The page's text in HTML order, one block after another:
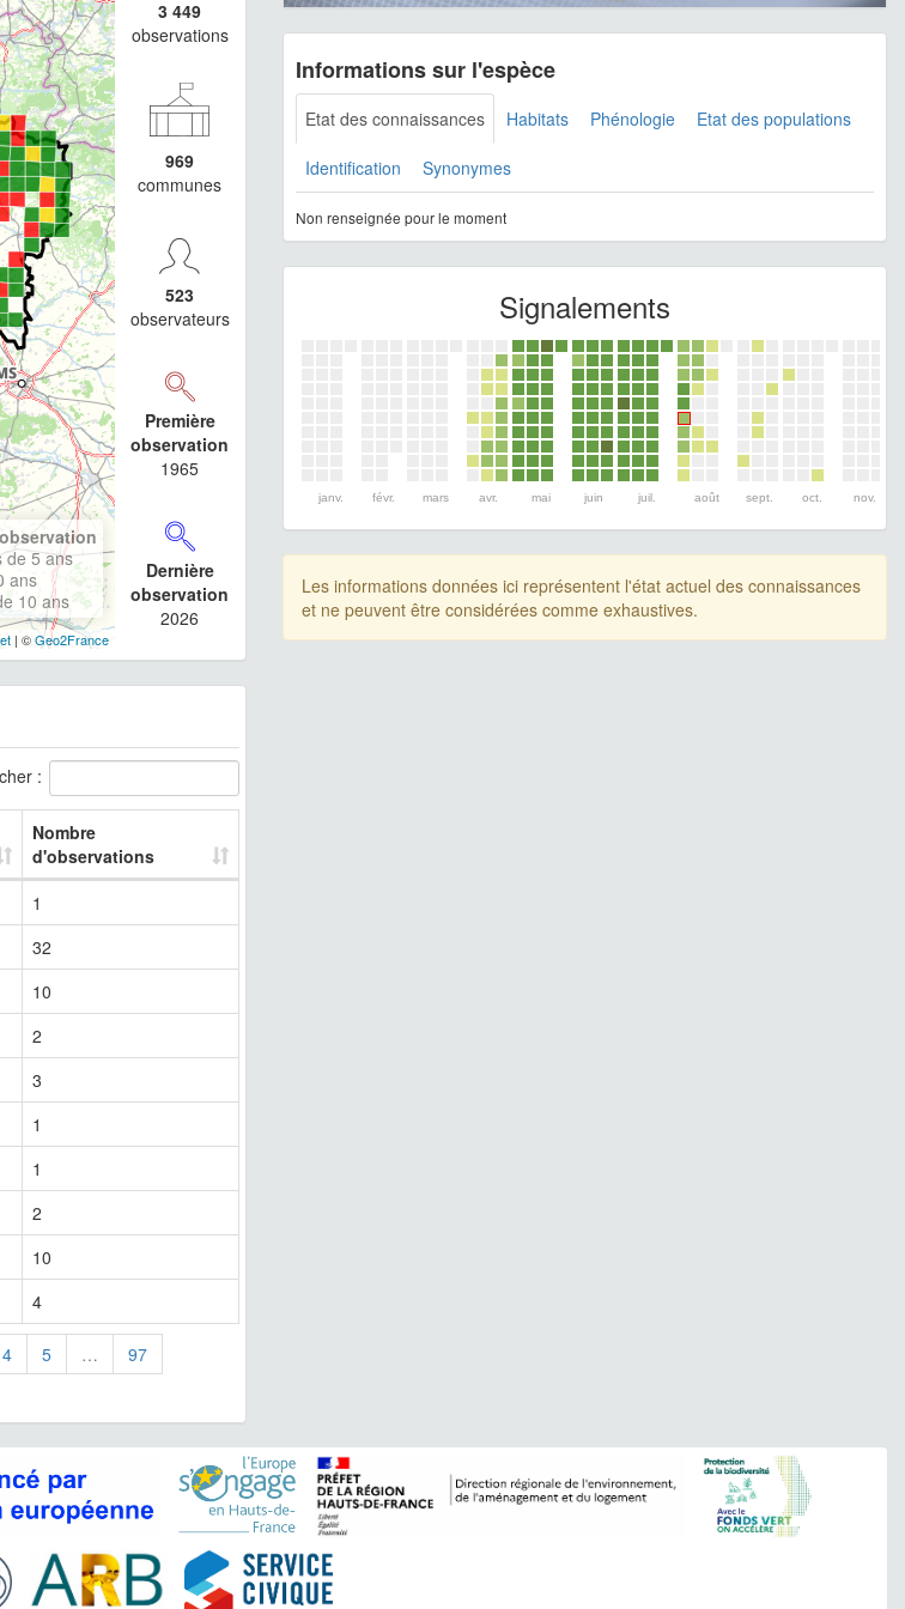
de 5 ans
ans
10 ans
| ©Geo2France
3 449
observations
969
communes
523
observateurs
Première
observation
1965
Dernière
observation
2026
:
Nombre
d'observations
1
32
10
2
3
1
1
2
10
4
4 5 …
97
Informations sur l'espèce
Etat des connaissances Habitats Phénologie Etat des populations
Identification Synonymes
Non renseignée pour le moment
Signalements
janv. févr. mars avr. mai juin juil. août sept. oct. nov.
Les informations données ici représentent l'état actuel des connaissances
et ne peuvent être considérées comme exhaustives.